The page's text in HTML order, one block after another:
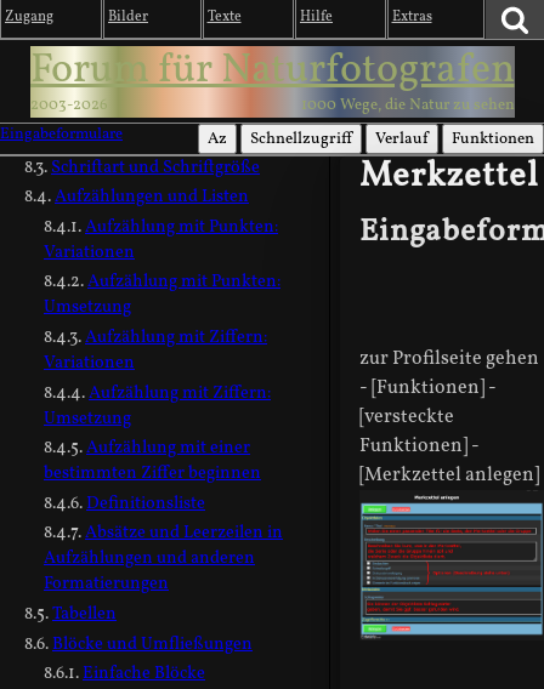
Zugang Bilder Texte Hilfe Extras
Forum für Naturfotografen
2003-2026
1000 Wege, die Natur zu sehen
Eingabeformulare
Az Schnellzugriff Verlauf Funktionen
Geschichte des Bewertungssystems
Texte formatieren
Grundlagen
Textformular: Einfache
Formatierungen
Schriftart und Schriftgröße
Aufzählungen und Listen
Aufzählung mit Punkten:
Variationen
Aufzählung mit Punkten:
Umsetzung
Aufzählung mit Ziffern:
Variationen
Aufzählung mit Ziffern:
Umsetzung
Aufzählung mit einer
bestimmten Ziffer beginnen
Definitionsliste
Absätze und Leerzeilen in
Aufzählungen und anderen
Formatierungen
Tabellen
Blöcke und Umfließungen
Einfache Blöcke
Merkzettel
zur Profilseite gehen
- [Funktionen] -
[versteckte
Funktionen] -
[Merkzettel anlegen]